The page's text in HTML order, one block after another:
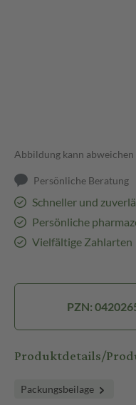
Abbildung kann abweichen
Persönliche Beratung
Schneller und
Persönliche
Vielfältige Zahlarten
PZN:
Produktdetails/
Packungsbeilage